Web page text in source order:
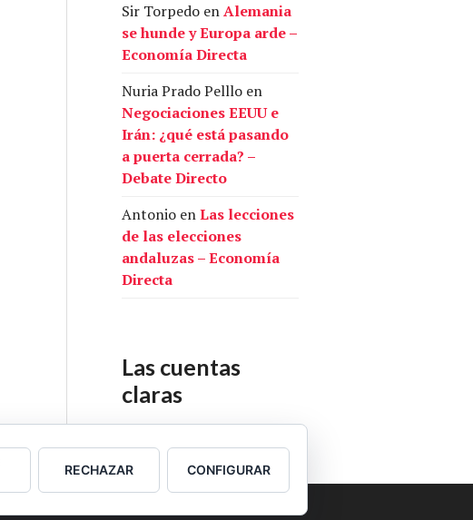
Sir Torpedo enAlemania
se hunde y Europa arde –
Economía Directa
Nuria Prado Pelllo en
Negociaciones EEUU e
Irán: ¿qué está pasando
a puerta cerrada? –
Debate Directo
Antonio enLas lecciones
de las elecciones
andaluzas – Economía
Directa
Las cuentas
claras
Nuestras cuentas
RECHAZAR CONFIGURAR